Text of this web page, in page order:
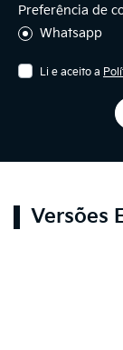
Preferência de
Whatsapp
Li e aceito a
Versões